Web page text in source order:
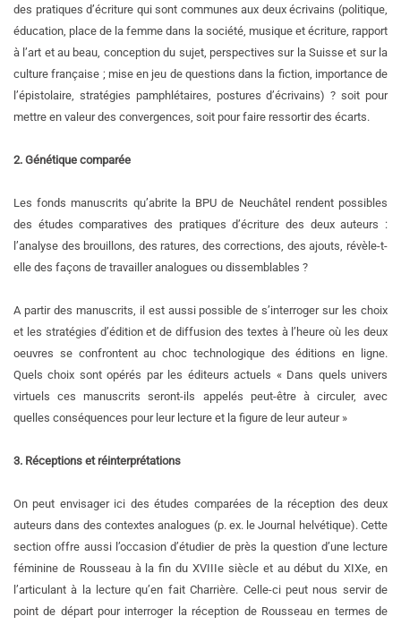
des pratiques d’écriture qui sont communes aux deux écrivains (politique,
éducation, place de la femme dans la société, musique et écriture, rapport
à l’art et au beau, conception du sujet, perspectives sur la Suisse et sur la
culture française ; mise en jeu de questions dans la fiction, importance de
l’épistolaire, stratégies pamphlétaires, postures d’écrivains) ? soit pour
mettre en valeur des convergences, soit pour faire ressortir des écarts.
2. Génétique comparée
Les fonds manuscrits qu’abrite la BPU de Neuchâtel rendent possibles
des études comparatives des pratiques d’écriture des deux auteurs :
l’analyse des brouillons, des ratures, des corrections, des ajouts, révèle-t-
elle des façons de travailler analogues ou dissemblables ?
A partir des manuscrits, il est aussi possible de s’interroger sur les choix
et les stratégies d’édition et de diffusion des textes à l’heure où les deux
oeuvres se confrontent au choc technologique des éditions en ligne.
Quels choix sont opérés par les éditeurs actuels « Dans quels univers
virtuels ces manuscrits seront-ils appelés peut-être à circuler, avec
quelles conséquences pour leur lecture et la figure de leur auteur »
3. Réceptions et réinterprétations
On peut envisager ici des études comparées de la réception des deux
auteurs dans des contextes analogues (p. ex. le Journal helvétique). Cette
section offre aussi l’occasion d’étudier de près la question d’une lecture
féminine de Rousseau à la fin du XVIIIe siècle et au début du XIXe, en
l’articulant à la lecture qu’en fait Charrière. Celle-ci peut nous servir de
point de départ pour interroger la réception de Rousseau en termes de